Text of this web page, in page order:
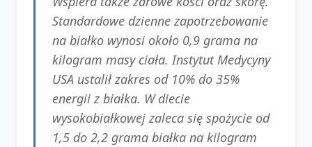
Standardowe dzienne zapotrzebowanie
na białko wynosi około 0,9 grama na
kilogram masy ciała. Instytut Medycyny
USA ustalił zakres od 10% do 35%
energii z białka. W diecie
wysokobiałkowej zaleca się spożycie od
1,5 do 2,2 grama białka na kilogram